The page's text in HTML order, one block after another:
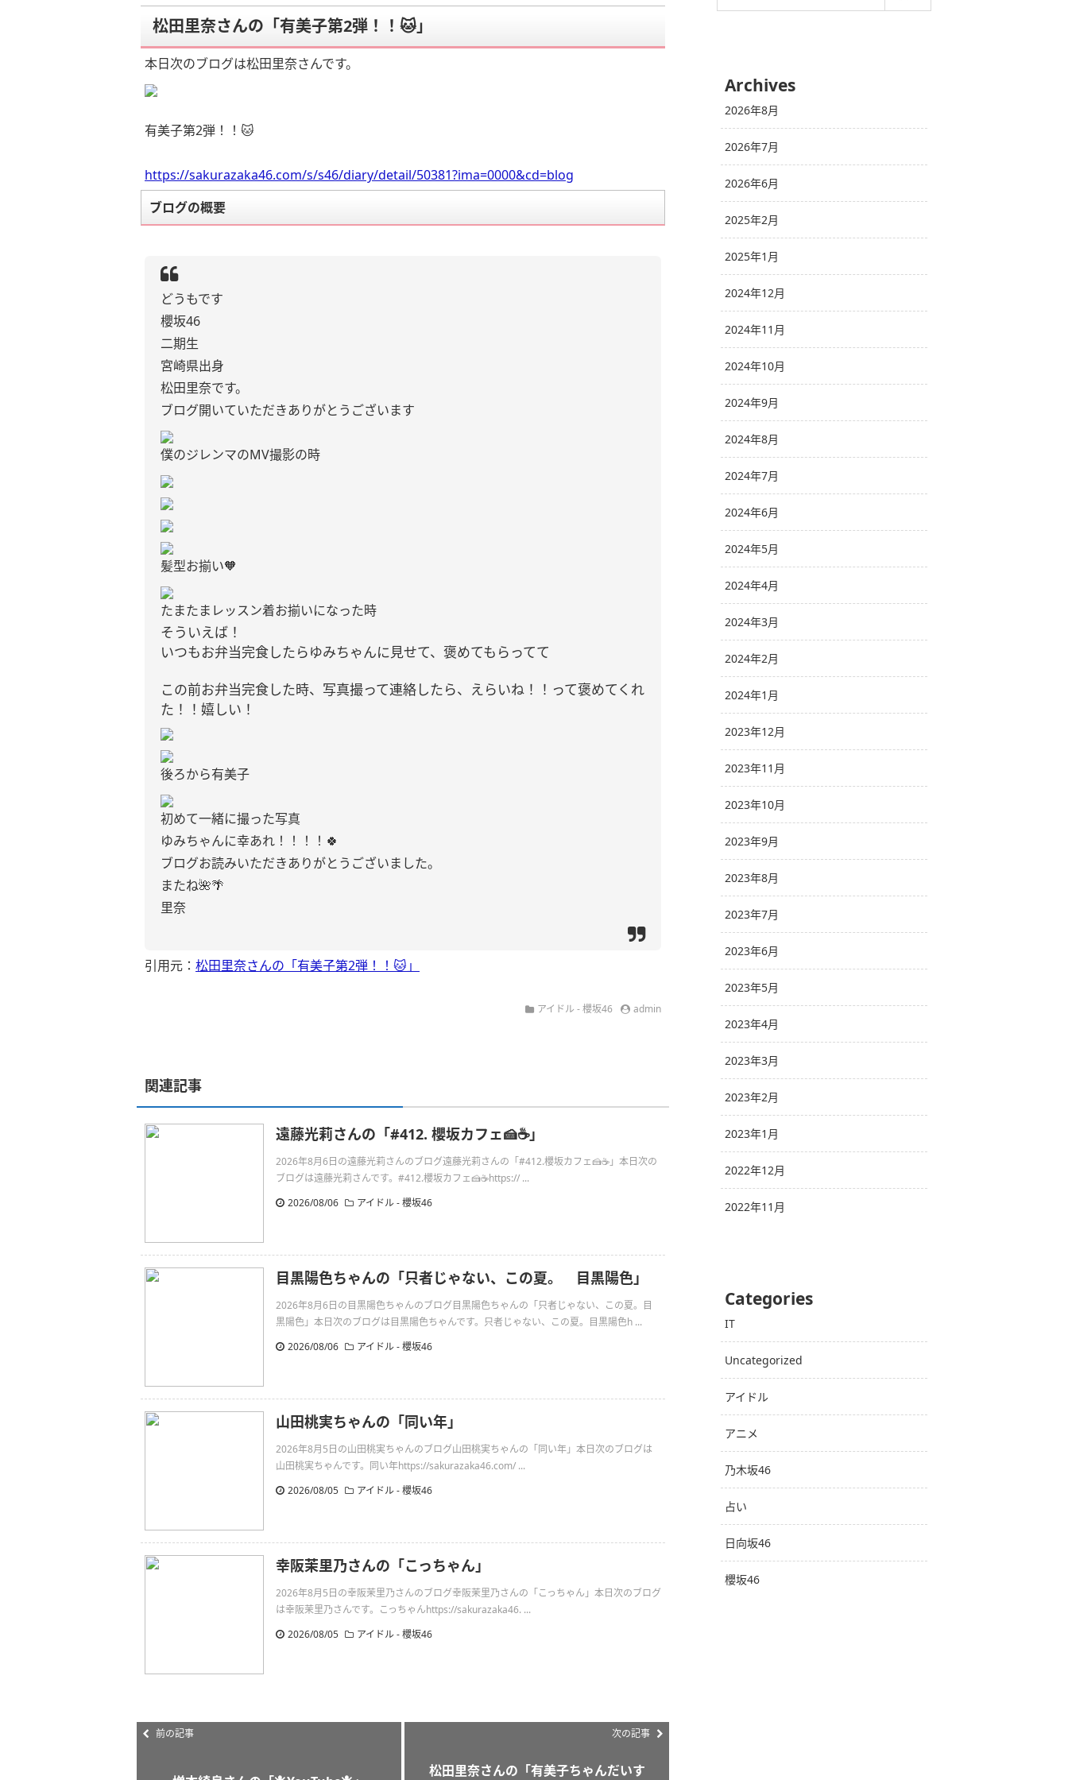
松田里奈さんの「有美子第2弾！！🐱」
本日次のブログは松田里奈さんです。
有美子第2弾！！🐱
https://sakurazaka46.com/s/s46/diary/detail/50381?ima=0000&cd=blog
ブログの概要
どうもです
櫻坂46
二期生
宮崎県出身
松田里奈です。
ブログ開いていただきありがとうございます
僕のジレンマのMV撮影の時
髪型お揃い🧡
たまたまレッスン着お揃いになった時
そういえば！
いつもお弁当完食したらゆみちゃんに見せて、褒めてもらってて
この前お弁当完食した時、写真撮って連絡したら、えらいね！！って褒めてくれ
た！！嬉しい！
後ろから有美子
初めて一緒に撮った写真
ゆみちゃんに幸あれ！！！！🍀
ブログお読みいただきありがとうございました。
またね🌺🌴
里奈
引用元： 松田里奈さんの「有美子第2弾！！🐱」
アイドル - 櫻坂46 admin
関連記事
遠藤光莉さんの「#412. 櫻坂カフェ🍰☕️」
2026年8月6日の遠藤光莉さんのブログ遠藤光莉さんの「#412.櫻坂カフェ🍰☕️」本日次の
ブログは遠藤光莉さんです。#412.櫻坂カフェ🍰☕️https:// ...
2026/08/06
アイドル - 櫻坂46
目黒陽色ちゃんの「只者じゃない、この夏。 目黒陽色」
2026年8月6日の目黒陽色ちゃんのブログ目黒陽色ちゃんの「只者じゃない、この夏。目
黒陽色」本日次のブログは目黒陽色ちゃんです。只者じゃない、この夏。目黒陽色h ...
2026/08/06
アイドル - 櫻坂46
山田桃実ちゃんの「同い年」
2026年8月5日の山田桃実ちゃんのブログ山田桃実ちゃんの「同い年」本日次のブログは
山田桃実ちゃんです。同い年https://sakurazaka46.com/ ...
2026/08/05
アイドル - 櫻坂46
幸阪茉里乃さんの「こっちゃん」
2026年8月5日の幸阪茉里乃さんのブログ幸阪茉里乃さんの「こっちゃん」本日次のブログ
は幸阪茉里乃さんです。こっちゃんhttps://sakurazaka46. ...
2026/08/05
アイドル - 櫻坂46
前の記事 次の記事
松田里奈さんの「有美子ちゃんだいす
Archives
2026年8月
2026年7月
2026年6月
2025年2月
2025年1月
2024年12月
2024年11月
2024年10月
2024年9月
2024年8月
2024年7月
2024年6月
2024年5月
2024年4月
2024年3月
2024年2月
2024年1月
2023年12月
2023年11月
2023年10月
2023年9月
2023年8月
2023年7月
2023年6月
2023年5月
2023年4月
2023年3月
2023年2月
2023年1月
2022年12月
2022年11月
Categories
IT
Uncategorized
アイドル
アニメ
乃木坂46
占い
日向坂46
櫻坂46